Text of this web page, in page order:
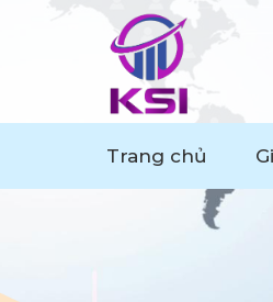
Trang chủ